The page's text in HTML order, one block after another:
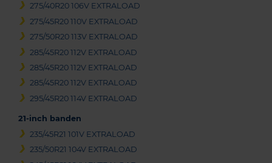
275/40R20 106V EXTRALOAD
275/45R20 110V EXTRALOAD
275/50R20 113V EXTRALOAD
285/45R20 112V EXTRALOAD
285/45R20 112V EXTRALOAD
285/45R20 112V EXTRALOAD
295/45R20 114V EXTRALOAD
21-inch banden
235/45R21 101V EXTRALOAD
235/50R21 104V EXTRALOAD